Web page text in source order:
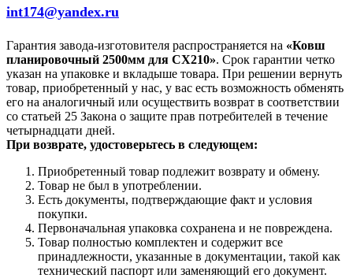
int174@yandex.ru
Гарантия завода-изготовителя распространяется на «Ковш
планировочный 2500мм для СХ210». Срок гарантии четко
указан на упаковке и вкладыше товара. При решении вернуть
товар, приобретенный у нас, у вас есть возможность обменять
его на аналогичный или осуществить возврат в соответствии
со статьей 25 Закона о защите прав потребителей в течение
четырнадцати дней.
При возврате, удостоверьтесь в следующем:
Приобретенный товар подлежит возврату и обмену.
Товар не был в употреблении.
Есть документы, подтверждающие факт и условия
покупки.
Первоначальная упаковка сохранена и не повреждена.
Товар полностью комплектен и содержит все
принадлежности, указанные в документации, такой как
технический паспорт или заменяющий его документ.